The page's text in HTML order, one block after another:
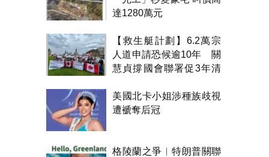
達1280萬元
【救生艇計劃】6.2萬宗
人道申請恐候逾10年 關
慧貞撐國會聯署促3年清
美國北卡小姐涉種族歧視
遭褫奪后冠
格陵蘭之爭︱特朗普關聯